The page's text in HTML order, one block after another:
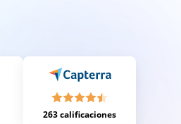
263 calificaciones